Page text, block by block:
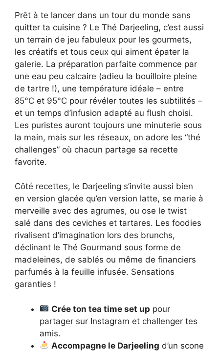
Prêt à te lancer dans un tour du monde sans
quitter ta cuisine ? Le Thé Darjeeling, c’est aussi
un terrain de jeu fabuleux pour les gourmets,
les créatifs et tous ceux qui aiment épater la
galerie. La préparation parfaite commence par
une eau peu calcaire (adieu la bouilloire pleine
de tartre !), une température idéale – entre
85°C et 95°C pour révéler toutes les subtilités –
et un temps d’infusion adapté au flush choisi.
Les puristes auront toujours une minuterie sous
la main, mais sur les réseaux, on adore les “thé
challenges” où chacun partage sa recette
favorite.
Côté recettes, le Darjeeling s’invite aussi bien
en version glacée qu’en version latte, se marie à
merveille avec des agrumes, ou ose le twist
salé dans des ceviches et tartares. Les foodies
rivalisent d’imagination lors des brunchs,
déclinant le Thé Gourmand sous forme de
madeleines, de sablés ou même de financiers
parfumés à la feuille infusée. Sensations
garanties !
Crée ton tea time set up pour
partager sur Instagram et challenger tes
amis.
Accompagne le Darjeeling d’un scone